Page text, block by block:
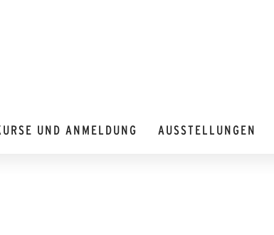
UND ANMELDUNG AUSSTELLUNGEN